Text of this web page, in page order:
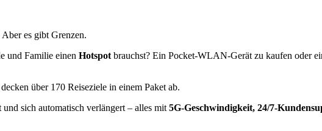
es gibt Grenzen.
und Familie einen Hotspot brauchst? Ein Pocket-WLAN-Gerät zu kaufen oder
über 170 Reiseziele in einem Paket ab.
sich automatisch verlängert – alles mit 5G-Geschwindigkeit, 24/7-